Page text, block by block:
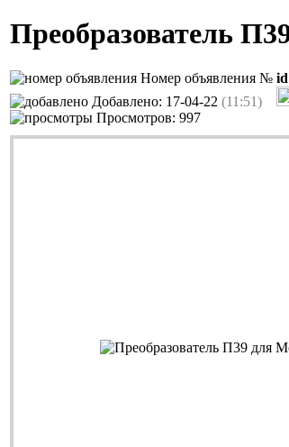
Преобразователь
Номер объявления №
Добавлено: 17-04-22 (11:51)
Просмотров: 997